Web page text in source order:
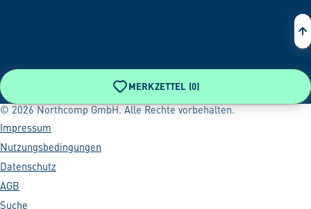
MERKZETTEL (0)
© 2026 Northcomp GmbH. Alle Rechte vorbehalten.
Impressum
Nutzungsbedingungen
Datenschutz
AGB
Suche